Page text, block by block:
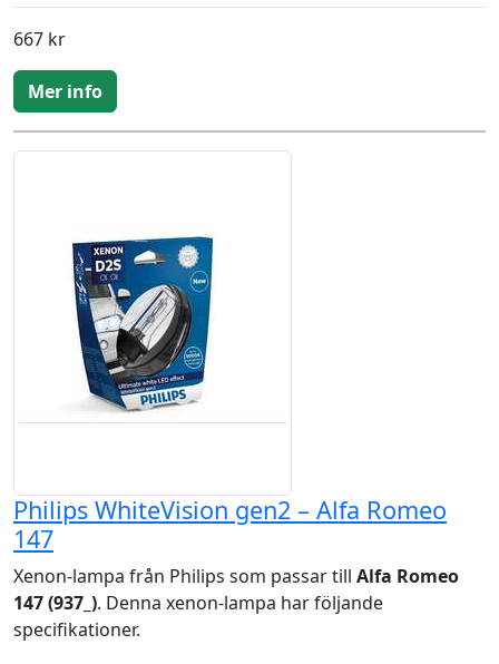
667 kr
Mer info
Philips WhiteVision gen2 – Alfa Romeo
147
Xenon-lampa från Philips som passar till Alfa Romeo
147 (937_). Denna xenon-lampa har följande
specifikationer.